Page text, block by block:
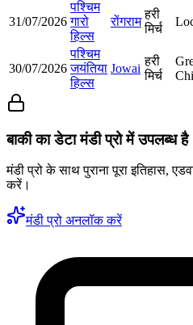
31/07/2026
पश्चिम
गारो
हिल्स
रोंगराम
हरी
मिर्च
30/07/2026
पश्चिम
जयंतिया
हिल्स
Jowai
हरी
मिर्च
बाकी का डेटा मंडी प्रो में उपलब्ध है
मंडी प्रो के साथ पुराना पूरा इतिहास,
करें।
मंडी प्रो अनलॉक करें